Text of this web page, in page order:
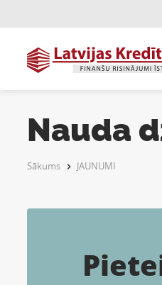
Nauda
Sākums JAUNUMI